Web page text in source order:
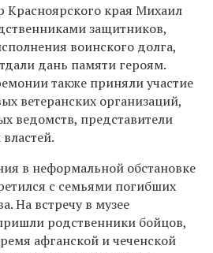
Красноярского края Михаил
защитников,
воинского долга,
дань памяти героям.
также приняли участие
ветеранских организаций,
ведомств, представители
в неформальной обстановке
с семьями погибших
На встречу в музее
родственники бойцов,
афганской и чеченской